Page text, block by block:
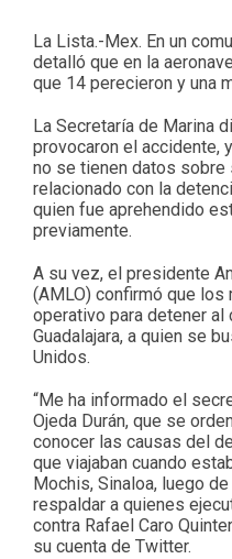
La Lista.-Mex. En un
detalló que en la
que 14 perecieron y una
La Secretaría de Marina
provocaron el accidente,
no se tienen datos
relacionado con la
quien fue aprehendido
previamente.
A su vez, el presidente
(AMLO) confirmó que los
operativo para detener al
Guadalajara, a quien se
Unidos.
“Me ha informado el
Ojeda Durán, que se
conocer las causas del
que viajaban cuando
Mochis, Sinaloa, luego
respaldar a quienes
contra Rafael Caro
su cuenta de Twitter.